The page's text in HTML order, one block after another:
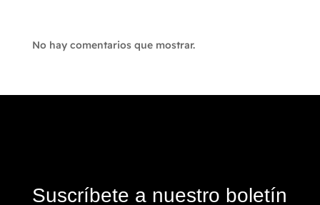
No hay comentarios que mostrar.
Suscríbete a nuestro boletín